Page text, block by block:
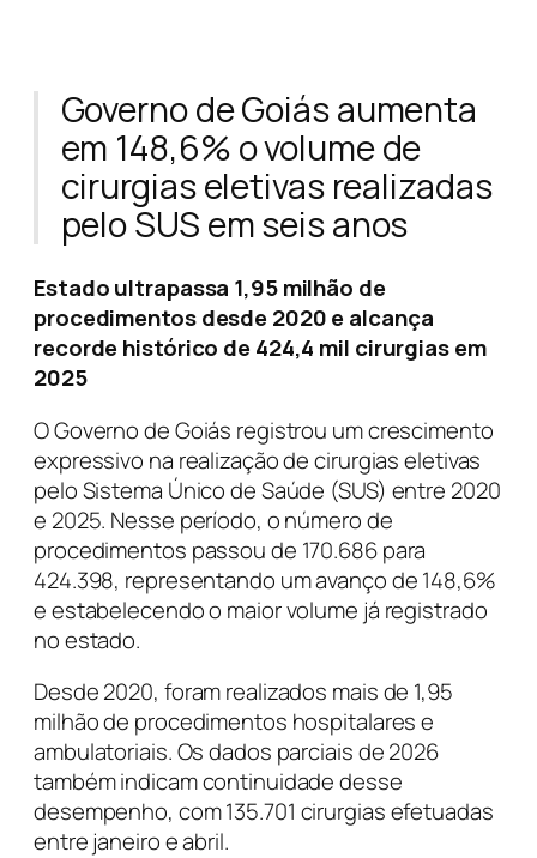
Governo de Goiás aumenta
em 148,6% o volume de
cirurgias eletivas realizadas
pelo SUS em seis anos
Estado ultrapassa 1,95 milhão de
procedimentos desde 2020 e alcança
recorde histórico de 424,4 mil cirurgias em
2025
O Governo de Goiás registrou um crescimento
expressivo na realização de cirurgias eletivas
pelo Sistema Único de Saúde (SUS) entre 2020
e 2025. Nesse período, o número de
procedimentos passou de 170.686 para
424.398, representando um avanço de 148,6%
e estabelecendo o maior volume já registrado
no estado.
Desde 2020, foram realizados mais de 1,95
milhão de procedimentos hospitalares e
ambulatoriais. Os dados parciais de 2026
também indicam continuidade desse
desempenho, com 135.701 cirurgias efetuadas
entre janeiro e abril.